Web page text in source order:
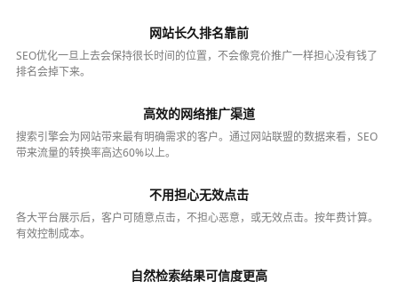
网站长久排名靠前
SEO优化一旦上去会保持很长时间的位置，不会像竞价推广一样担心没有钱了
排名会掉下来。
高效的网络推广渠道
搜索引擎会为网站带来最有明确需求的客户。通过网站联盟的数据来看，SEO
带来流量的转换率高达60%以上。
不用担心无效点击
各大平台展示后，客户可随意点击，不担心恶意，或无效点击。按年费计算。
有效控制成本。
自然检索结果可信度更高